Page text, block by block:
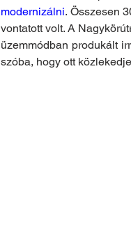
modernizálni. Összesen
vontatott volt. A
üzemmódban produkált
szóba, hogy ott